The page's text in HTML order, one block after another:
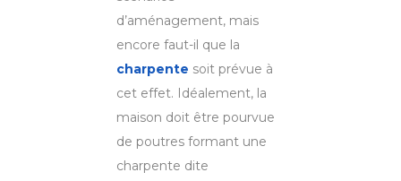
d’aménagement, mais
encore faut-il que la
charpente soit prévue à
cet effet. Idéalement, la
maison doit être pourvue
de poutres formant une
charpente dite